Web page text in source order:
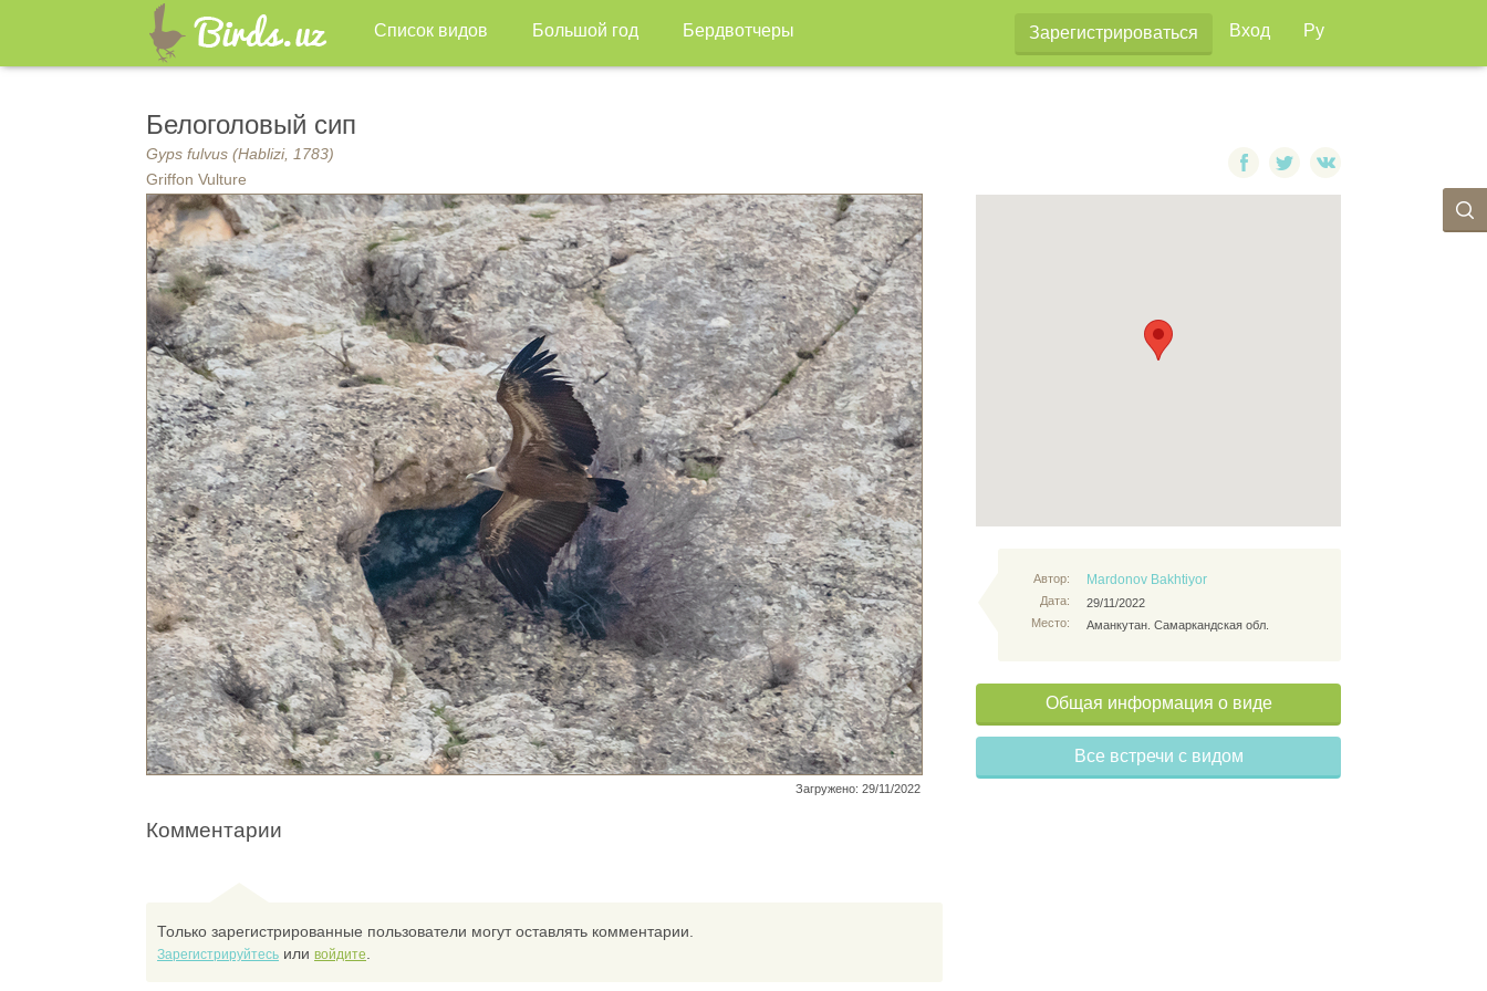
Список видов Большой год Бердвотчеры Зарегистрироваться Вход Ру
Белоголовый сип
Gyps fulvus (Hablizi, 1783)
Griffon Vulture
Загружено: 29/11/2022
Автор:
Дата:
Место:
Mardonov Bakhtiyor
29/11/2022
Аманкутан. Самаркандская обл.
Общая информация о виде
Все встречи с видом
Комментарии
Только зарегистрированные пользователи могут оставлять комментарии.
Зарегистрируйтесь или войдите